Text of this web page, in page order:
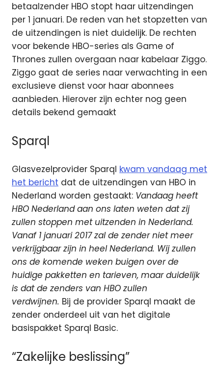
betaalzender HBO stopt haar uitzendingen
per 1 januari. De reden van het stopzetten van
de uitzendingen is niet duidelijk. De rechten
voor bekende HBO-series als Game of
Thrones zullen overgaan naar kabelaar Ziggo.
Ziggo gaat de series naar verwachting in een
exclusieve dienst voor haar abonnees
aanbieden. Hierover zijn echter nog geen
details bekend gemaakt
Sparql
Glasvezelprovider Sparql kwam vandaag met
het bericht dat de uitzendingen van HBO in
Nederland worden gestaakt: Vandaag heeft
HBO Nederland aan ons laten weten dat zij
zullen stoppen met uitzenden in Nederland.
Vanaf 1 januari 2017 zal de zender niet meer
verkrijgbaar zijn in heel Nederland. Wij zullen
ons de komende weken buigen over de
huidige pakketten en tarieven, maar duidelijk
is dat de zenders van HBO zullen
verdwijnen. Bij de provider Sparql maakt de
zender onderdeel uit van het digitale
basispakket Sparql Basic.
“Zakelijke beslissing”